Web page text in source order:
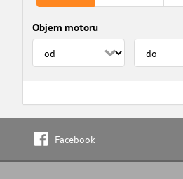
Objem motoru
Facebook